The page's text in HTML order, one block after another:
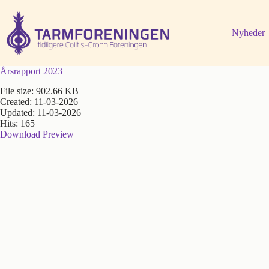
indhold
Nyheder
Årsrapport 2023
File size: 902.66 KB
Created: 11-03-2026
Updated: 11-03-2026
Hits: 165
Download Preview